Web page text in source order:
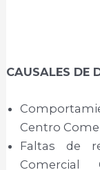
CAUSALES DE
Centro
Faltas de
Comercial